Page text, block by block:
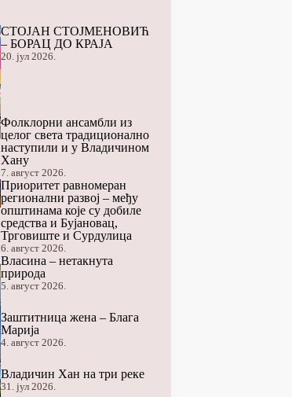
СТОЈАН СТОЈМЕНОВИЋ
– БОРАЦ ДО КРАЈА
20. јул 2026.
Фолклорни ансамбли из
целог света традиционално
наступили и у Владичином
Хану
7. август 2026.
Приоритет равномеран
регионални развој – међу
општинама које су добиле
средства и Бујановац,
Трговиште и Сурдулица
6. август 2026.
Власина – нетакнута
природа
5. август 2026.
Заштитница жена – Блага
Марија
4. август 2026.
Владичин Хан на три реке
31. јул 2026.